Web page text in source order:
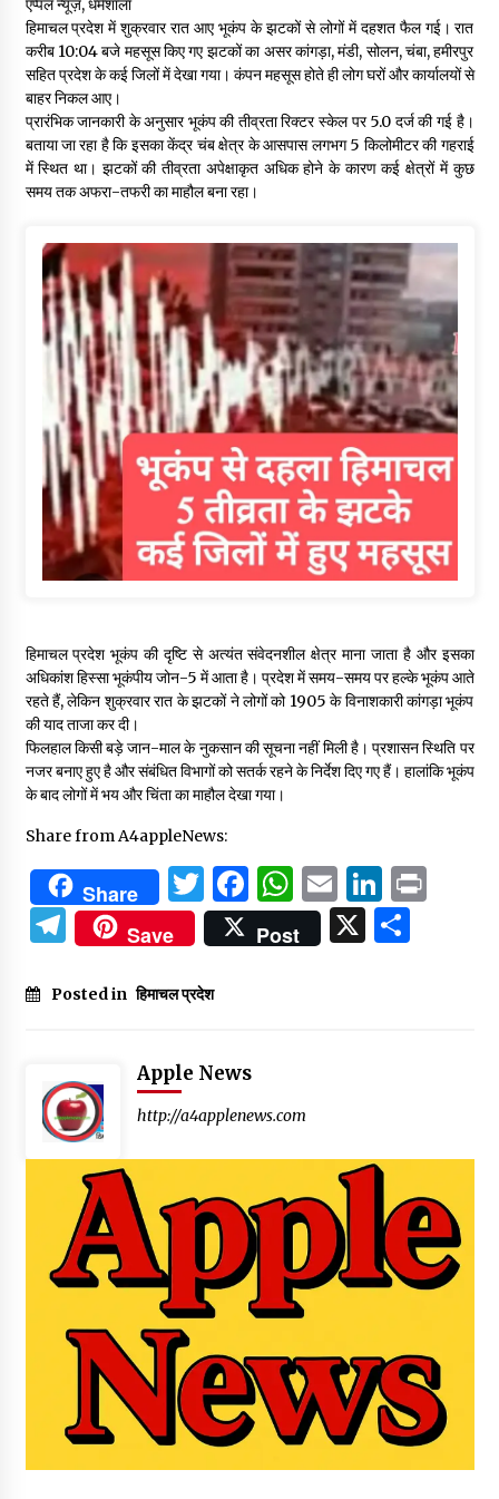
07/08/2026
रूपी भावा वन्यजीव अभयारण्य में फिर दिखा जंगलों का ‘खामोश पहरेदार’, दुर्लभ
06/08/2026
भ्रष्टाचार से अर्जित संपत्ति जब्त कर गरीबों में बांटेगी हिमाचल सरकार -CM
नितिन गडकरी से मिले विक्रमादित्य सिंह, हिमाचल की सड़क परियोजनाओं को
मिली बड़ी सौगात
06/08/2026
एप्पल न्यूज़, धर्मशाला
हिमाचल प्रदेश में शुक्रवार रात आए भूकंप के झटकों से लोगों में दहशत फैल गई। रात
करीब 10:04 बजे महसूस किए गए झटकों का असर कांगड़ा, मंडी, सोलन, चंबा, हमीरपुर
सहित प्रदेश के कई जिलों में देखा गया। कंपन महसूस होते ही लोग घरों और कार्यालयों से
बाहर निकल आए।
प्रारंभिक जानकारी के अनुसार भूकंप की तीव्रता रिक्टर स्केल पर 5.0 दर्ज की गई है।
बताया जा रहा है कि इसका केंद्र चंब क्षेत्र के आसपास लगभग 5 किलोमीटर की गहराई
में स्थित था। झटकों की तीव्रता अपेक्षाकृत अधिक होने के कारण कई क्षेत्रों में कुछ
समय तक अफरा-तफरी का माहौल बना रहा।
हिमाचल प्रदेश भूकंप की दृष्टि से अत्यंत संवेदनशील क्षेत्र माना जाता है और इसका
अधिकांश हिस्सा भूकंपीय जोन-5 में आता है। प्रदेश में समय-समय पर हल्के भूकंप आते
रहते हैं, लेकिन शुक्रवार रात के झटकों ने लोगों को 1905 के विनाशकारी कांगड़ा भूकंप
की याद ताजा कर दी।
फिलहाल किसी बड़े जान-माल के नुकसान की सूचना नहीं मिली है। प्रशासन स्थिति पर
नजर बनाए हुए है और संबंधित विभागों को सतर्क रहने के निर्देश दिए गए हैं। हालांकि भूकंप
के बाद लोगों में भय और चिंता का माहौल देखा गया।
Share from A4appleNews:
Share Twitter
Facebook
WhatsApp
Email
Telegram
Save Post X
Posted in हिमाचल प्रदेश
Apple News
http://a4applenews.com